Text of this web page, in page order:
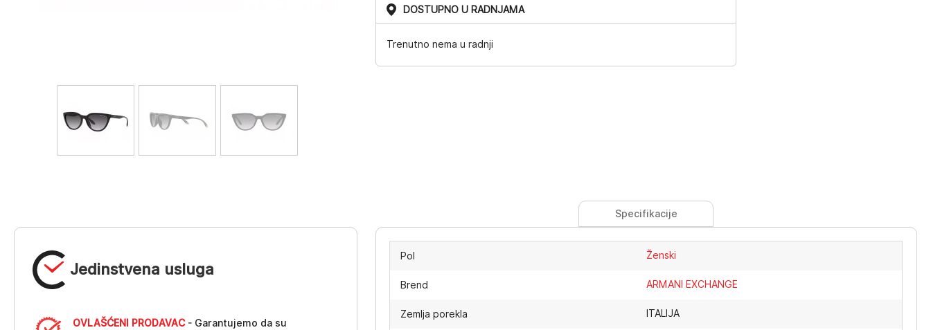
DOSTUPNO U RADNJAMA
Trenutno nema u radnji
Jedinstvena usluga
OVLAŠĆENI PRODAVAC- Garantujemo da su
Specifikacije
Pol Ženski
Brend ARMANI EXCHANGE
Zemlja porekla ITALIJA